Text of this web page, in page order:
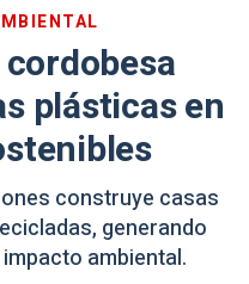
plásticas en
construye casas
generando
ambiental.